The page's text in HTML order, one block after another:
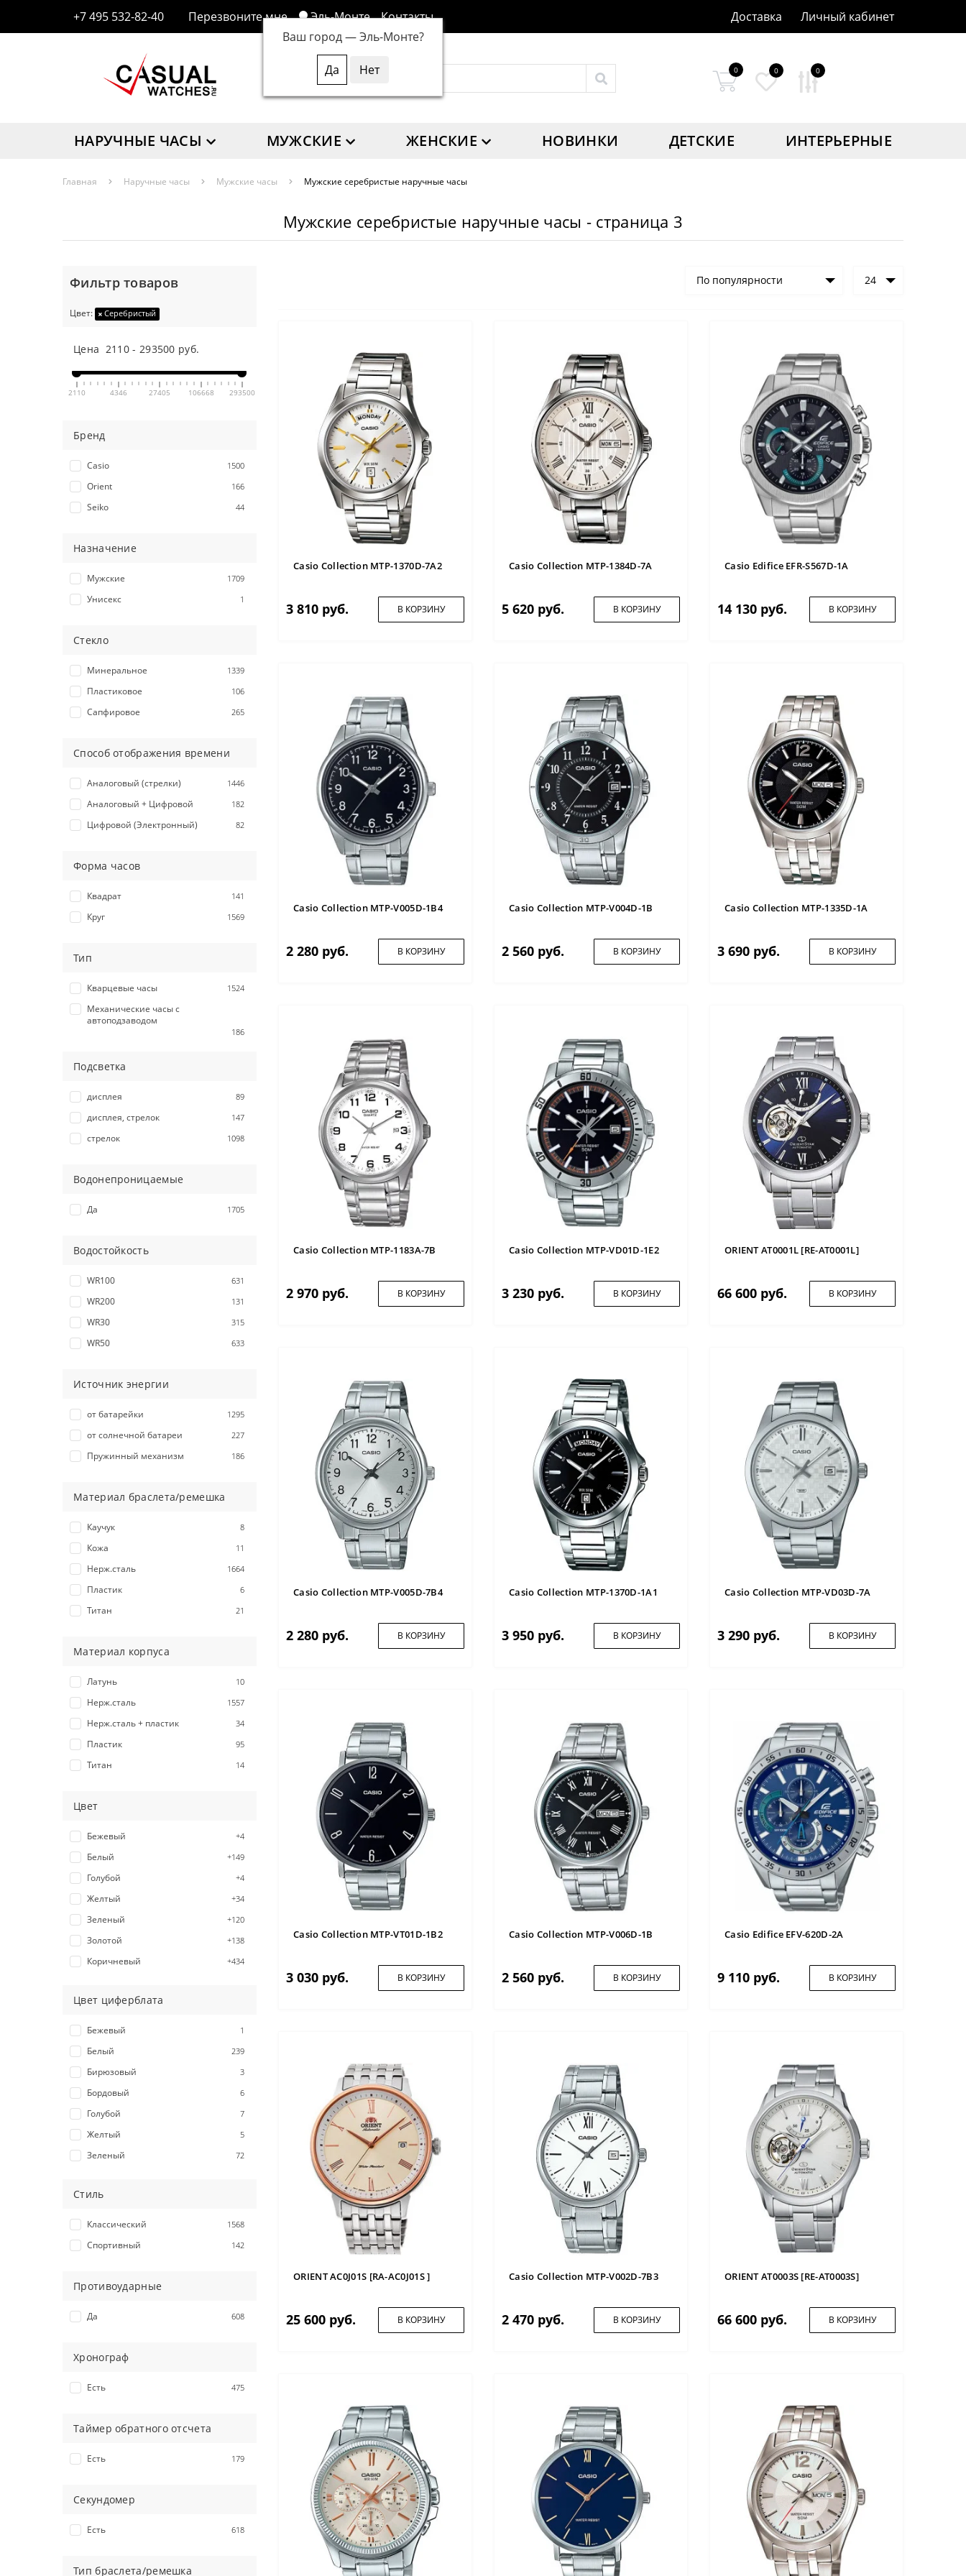
+7 495 532-82-40 Перезвоните мне
Эль-Монте
Ваш город —Эль-Монте?
Контакты Доставка Личный кабинет
0 0 0
НАРУЧНЫЕ ЧАСЫ МУЖСКИЕ ЖЕНСКИЕ НОВИНКИ ДЕТСКИЕ ИНТЕРЬЕРНЫЕ
Главная Наручные часы Мужские часы Мужские серебристые наручные часы
Мужские серебристые наручные часы - страница 3
Фильтр товаров
Цвет: Серебристый
Цена 2110 - 293500 руб.
2110 4346 27405 106668 293500
Бренд
Casio 1500
Orient 166
Seiko 44
Назначение
Мужские 1709
Унисекс 1
Стекло
Минеральное 1339
Пластиковое 106
Сапфировое 265
Способ отображения времени
Аналоговый (стрелки) 1446
Аналоговый + Цифровой 182
Цифровой (Электронный) 82
Форма часов
Квадрат 141
Круг 1569
Тип
Кварцевые часы 1524
Механические часы с
автоподзаводом
186
Подсветка
дисплея 89
дисплея, стрелок 147
стрелок 1098
Водонепроницаемые
Да 1705
Водостойкость
WR100 631
WR200 131
WR30 315
WR50 633
Источник энергии
от батарейки 1295
от солнечной батареи 227
Пружинный механизм 186
Материал браслета/ремешка
Каучук 8
Кожа 11
Нерж.сталь 1664
Пластик 6
Титан 21
Материал корпуса
Латунь 10
Нерж.сталь 1557
Нерж.сталь + пластик 34
Пластик 95
Титан 14
Цвет
Бежевый +4
Белый +149
Голубой +4
Желтый +34
Зеленый +120
Золотой +138
Коричневый +434
Оранжевый
Цвет циферблата
Бежевый 1
Белый 239
Бирюзовый 3
Бордовый 6
Голубой 7
Желтый 5
Зеленый 72
Коричневый
Серебристый 158
Синий
Фиолетовый 1
Черный
Стиль
Классический 1568
Спортивный 142
Противоударные
Да 608
Хронограф
Есть 475
Таймер обратного отсчета
Есть 179
Секундомер
Есть 618
Тип браслета/ремешка
По популярности 24
Casio Collection MTP-1370D-7A2
3 810 руб. В КОРЗИНУ
Casio Collection MTP-1384D-7A
5 620 руб. В КОРЗИНУ
Casio Edifice EFR-S567D-1A
14 130 руб. В КОРЗИНУ
Casio Collection MTP-V005D-1B4
2 280 руб. В КОРЗИНУ
Casio Collection MTP-V004D-1B
2 560 руб. В КОРЗИНУ
Casio Collection MTP-1335D-1A
3 690 руб. В КОРЗИНУ
Casio Collection MTP-1183A-7B
2 970 руб. В КОРЗИНУ
Casio Collection MTP-VD01D-1E2
3 230 руб. В КОРЗИНУ
ORIENT AT0001L [RE-AT0001L]
66 600 руб. В КОРЗИНУ
Casio Collection MTP-V005D-7B4
2 280 руб. В КОРЗИНУ
Casio Collection MTP-1370D-1A1
3 950 руб. В КОРЗИНУ
Casio Collection MTP-VD03D-7A
3 290 руб. В КОРЗИНУ
Casio Collection MTP-VT01D-1B2
3 030 руб. В КОРЗИНУ
Casio Collection MTP-V006D-1B
2 560 руб. В КОРЗИНУ
Casio Edifice EFV-620D-2A
9 110 руб. В КОРЗИНУ
ORIENT AC0J01S [RA-AC0J01S ]
25 600 руб. В КОРЗИНУ
Casio Collection MTP-V002D-7B3
2 470 руб. В КОРЗИНУ
ORIENT AT0003S [RE-AT0003S]
66 600 руб. В КОРЗИНУ